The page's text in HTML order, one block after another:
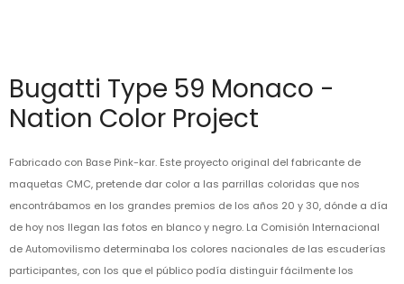
Bugatti Type 59 Monaco -
Nation Color Project
Fabricado con Base Pink-kar. Este proyecto original del fabricante de
maquetas CMC, pretende dar color a las parrillas coloridas que nos
encontrábamos en los grandes premios de los años 20 y 30, dónde a día
de hoy nos llegan las fotos en blanco y negro. La Comisión Internacional
de Automovilismo determinaba los colores nacionales de las escuderías
participantes, con los que el público podía distinguir fácilmente los